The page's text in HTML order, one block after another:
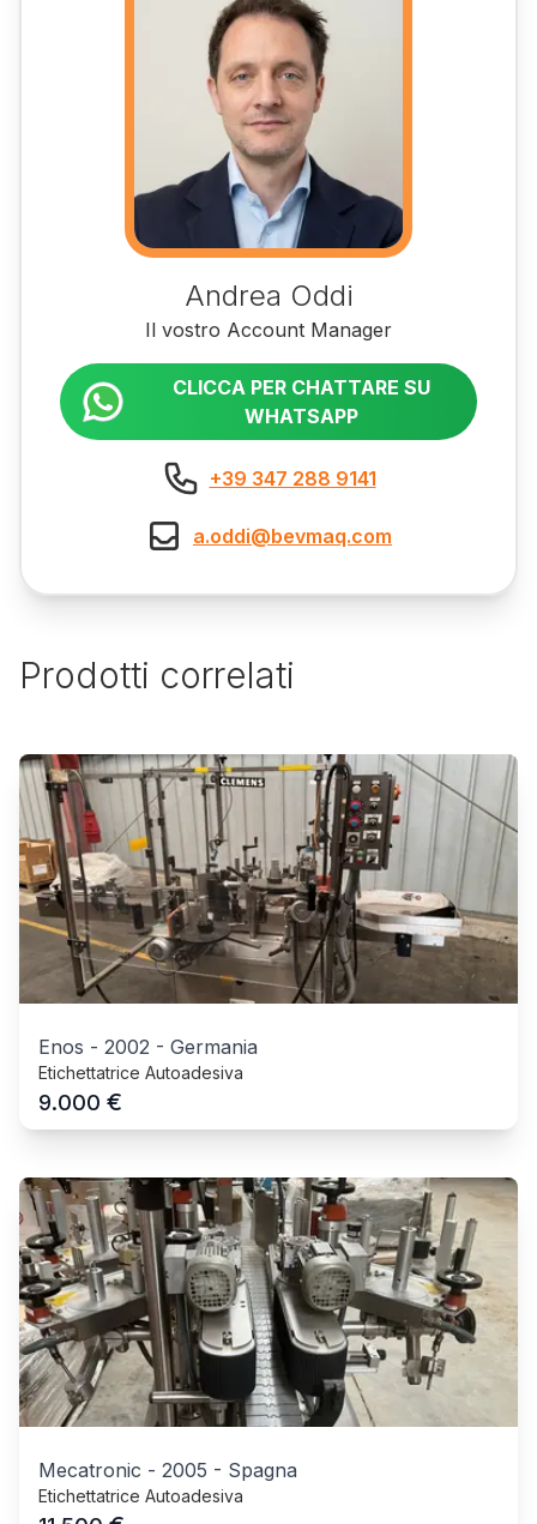
Andrea Oddi
Il vostro Account Manager
CLICCA PER CHATTARE SU
WHATSAPP
+39 347 288 9141
a.oddi@bevmaq.com
Prodotti correlati
Enos - 2002 - Germania
Etichettatrice Autoadesiva
9.000 €
Mecatronic - 2005 - Spagna
Etichettatrice Autoadesiva